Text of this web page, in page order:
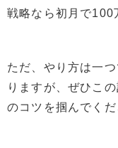
戦略なら初月で100
ただ、やり方は一
りますが、ぜひこ
のコツを掴んでくだ